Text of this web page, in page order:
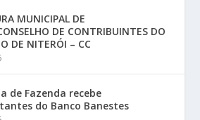
MUNICIPAL DE
DE CONTRIBUINTES DO
DE NITERÓI – CC
de Fazenda recebe
do Banco Banestes